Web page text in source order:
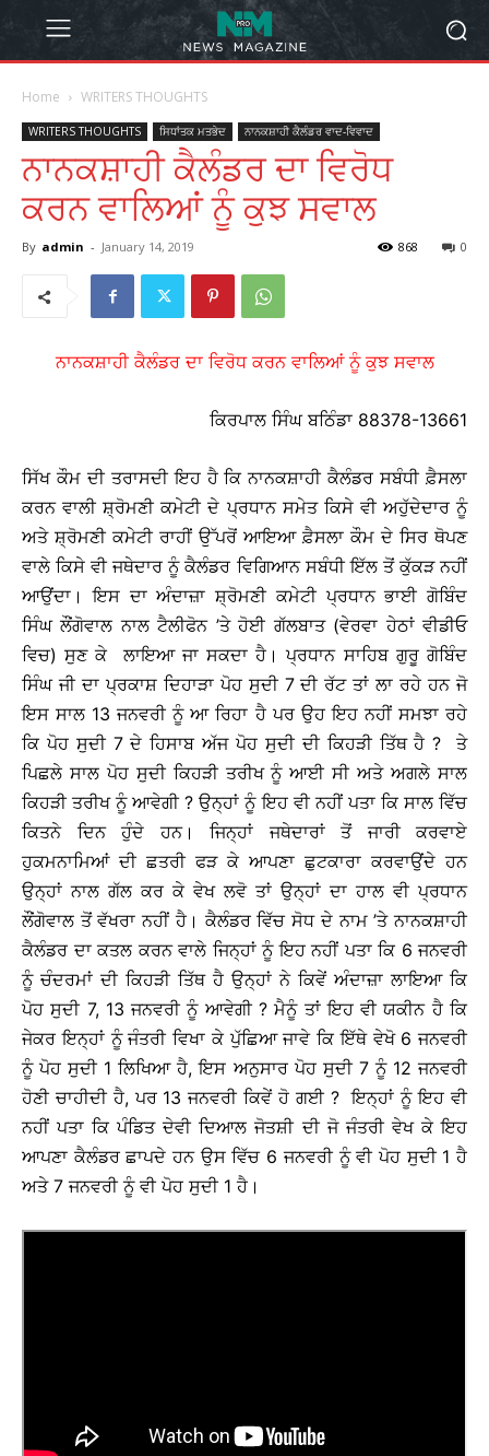
Home WRITERS THOUGHTS
WRITERS THOUGHTS ਸਿਧਾਂਤਕ ਮਤਭੇਦ ਨਾਨਕਸ਼ਾਹੀ ਕੈਲੰਡਰ ਵਾਦ-ਵਿਵਾਦ
ਨਾਨਕਸ਼ਾਹੀ ਕੈਲੰਡਰ ਦਾ ਵਿਰੋਧ
ਕਰਨ ਵਾਲਿਆਂ ਨੂੰ ਕੁਝ ਸਵਾਲ
By admin - January 14, 2019 0
868
ਨਾਨਕਸ਼ਾਹੀ ਕੈਲੰਡਰ ਦਾ ਵਿਰੋਧ ਕਰਨ ਵਾਲਿਆਂ ਨੂੰ ਕੁਝ ਸਵਾਲ
ਕਿਰਪਾਲ ਸਿੰਘ ਬਠਿੰਡਾ 88378-13661
ਸਿੱਖ ਕੌਮ ਦੀ ਤਰਾਸਦੀ ਇਹ ਹੈ ਕਿ ਨਾਨਕਸ਼ਾਹੀ ਕੈਲੰਡਰ ਸਬੰਧੀ ਫ਼ੈਸਲਾ
ਕਰਨ ਵਾਲੀ ਸ਼੍ਰੋਮਣੀ ਕਮੇਟੀ ਦੇ ਪ੍ਰਧਾਨ ਸਮੇਤ ਕਿਸੇ ਵੀ ਅਹੁੱਦੇਦਾਰ ਨੂੰ
ਅਤੇ ਸ਼੍ਰੋਮਣੀ ਕਮੇਟੀ ਰਾਹੀਂ ਉੱਪਰੋਂ ਆਇਆ ਫ਼ੈਸਲਾ ਕੌਮ ਦੇ ਸਿਰ ਥੋਪਣ
ਵਾਲੇ ਕਿਸੇ ਵੀ ਜਥੇਦਾਰ ਨੂੰ ਕੈਲੰਡਰ ਵਿਗਿਆਨ ਸਬੰਧੀ ਇੱਲ ਤੋਂ ਕੁੱਕੜ ਨਹੀਂ
ਆਉਂਦਾ। ਇਸ ਦਾ ਅੰਦਾਜ਼ਾ ਸ਼੍ਰੋਮਣੀ ਕਮੇਟੀ ਪ੍ਰਧਾਨ ਭਾਈ ਗੋਬਿੰਦ
ਸਿੰਘ ਲੌਂਗੋਵਾਲ ਨਾਲ ਟੈਲੀਫੋਨ ’ਤੇ ਹੋਈ ਗੱਲਬਾਤ (ਵੇਰਵਾ ਹੇਠਾਂ ਵੀਡੀਓ
ਵਿਚ) ਸੁਣ ਕੇ ਲਾਇਆ ਜਾ ਸਕਦਾ ਹੈ। ਪ੍ਰਧਾਨ ਸਾਹਿਬ ਗੁਰੂ ਗੋਬਿੰਦ
ਸਿੰਘ ਜੀ ਦਾ ਪ੍ਰਕਾਸ਼ ਦਿਹਾੜਾ ਪੋਹ ਸੁਦੀ 7 ਦੀ ਰੱਟ ਤਾਂ ਲਾ ਰਹੇ ਹਨ ਜੋ
ਇਸ ਸਾਲ 13 ਜਨਵਰੀ ਨੂੰ ਆ ਰਿਹਾ ਹੈ ਪਰ ਉਹ ਇਹ ਨਹੀਂ ਸਮਝਾ ਰਹੇ
ਕਿ ਪੋਹ ਸੁਦੀ 7 ਦੇ ਹਿਸਾਬ ਅੱਜ ਪੋਹ ਸੁਦੀ ਦੀ ਕਿਹੜੀ ਤਿੱਥ ਹੈ ? ਤੇ
ਪਿਛਲੇ ਸਾਲ ਪੋਹ ਸੁਦੀ ਕਿਹੜੀ ਤਰੀਖ ਨੂੰ ਆਈ ਸੀ ਅਤੇ ਅਗਲੇ ਸਾਲ
ਕਿਹੜੀ ਤਰੀਖ ਨੂੰ ਆਵੇਗੀ ? ਉਨ੍ਹਾਂ ਨੂੰ ਇਹ ਵੀ ਨਹੀਂ ਪਤਾ ਕਿ ਸਾਲ ਵਿੱਚ
ਕਿਤਨੇ ਦਿਨ ਹੁੰਦੇ ਹਨ। ਜਿਨ੍ਹਾਂ ਜਥੇਦਾਰਾਂ ਤੋਂ ਜਾਰੀ ਕਰਵਾਏ
ਹੁਕਮਨਾਮਿਆਂ ਦੀ ਛਤਰੀ ਫੜ ਕੇ ਆਪਣਾ ਛੁਟਕਾਰਾ ਕਰਵਾਉਂਦੇ ਹਨ
ਉਨ੍ਹਾਂ ਨਾਲ ਗੱਲ ਕਰ ਕੇ ਵੇਖ ਲਵੋ ਤਾਂ ਉਨ੍ਹਾਂ ਦਾ ਹਾਲ ਵੀ ਪ੍ਰਧਾਨ
ਲੌਂਗੋਵਾਲ ਤੋਂ ਵੱਖਰਾ ਨਹੀਂ ਹੈ। ਕੈਲੰਡਰ ਵਿੱਚ ਸੋਧ ਦੇ ਨਾਮ ’ਤੇ ਨਾਨਕਸ਼ਾਹੀ
ਕੈਲੰਡਰ ਦਾ ਕਤਲ ਕਰਨ ਵਾਲੇ ਜਿਨ੍ਹਾਂ ਨੂੰ ਇਹ ਨਹੀਂ ਪਤਾ ਕਿ 6 ਜਨਵਰੀ
ਨੂੰ ਚੰਦਰਮਾਂ ਦੀ ਕਿਹੜੀ ਤਿੱਥ ਹੈ ਉਨ੍ਹਾਂ ਨੇ ਕਿਵੇਂ ਅੰਦਾਜ਼ਾ ਲਾਇਆ ਕਿ
ਪੋਹ ਸੁਦੀ 7, 13 ਜਨਵਰੀ ਨੂੰ ਆਵੇਗੀ ? ਮੈਨੂੰ ਤਾਂ ਇਹ ਵੀ ਯਕੀਨ ਹੈ ਕਿ
ਜੇਕਰ ਇਨ੍ਹਾਂ ਨੂੰ ਜੰਤਰੀ ਵਿਖਾ ਕੇ ਪੁੱਛਿਆ ਜਾਵੇ ਕਿ ਇੱਥੇ ਵੇਖੋ 6 ਜਨਵਰੀ
ਨੂੰ ਪੋਹ ਸੁਦੀ 1 ਲਿਖਿਆ ਹੈ, ਇਸ ਅਨੁਸਾਰ ਪੋਹ ਸੁਦੀ 7 ਨੂੰ 12 ਜਨਵਰੀ
ਹੋਣੀ ਚਾਹੀਦੀ ਹੈ, ਪਰ 13 ਜਨਵਰੀ ਕਿਵੇਂ ਹੋ ਗਈ ? ਇਨ੍ਹਾਂ ਨੂੰ ਇਹ ਵੀ
ਨਹੀਂ ਪਤਾ ਕਿ ਪੰਡਿਤ ਦੇਵੀ ਦਿਆਲ ਜੋਤਸ਼ੀ ਦੀ ਜੋ ਜੰਤਰੀ ਵੇਖ ਕੇ ਇਹ
ਆਪਣਾ ਕੈਲੰਡਰ ਛਾਪਦੇ ਹਨ ਉਸ ਵਿੱਚ 6 ਜਨਵਰੀ ਨੂੰ ਵੀ ਪੋਹ ਸੁਦੀ 1 ਹੈ
ਅਤੇ 7 ਜਨਵਰੀ ਨੂੰ ਵੀ ਪੋਹ ਸੁਦੀ 1 ਹੈ।